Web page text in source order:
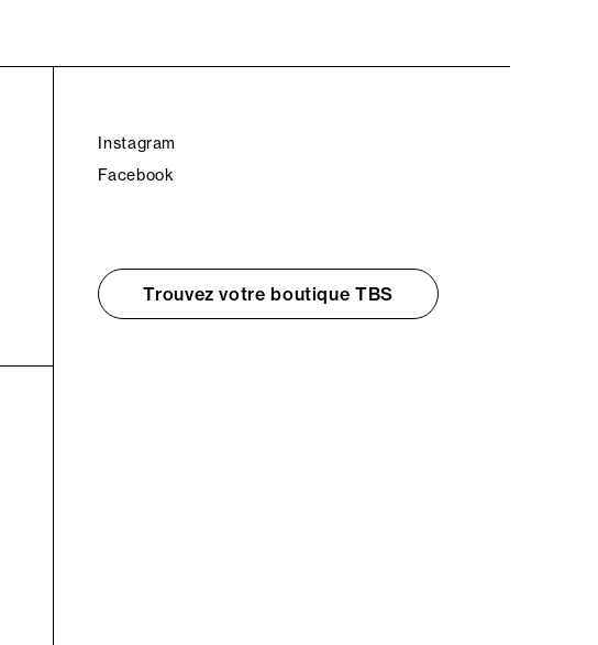
Instagram
Facebook
Trouvez votre boutique TBS